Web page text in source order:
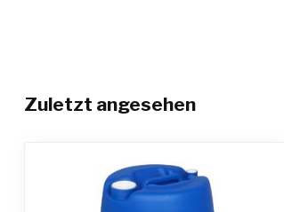
Zuletzt angesehen